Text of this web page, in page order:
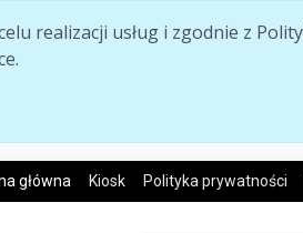
realizacji usług i zgodnie z
główna Kiosk Polityka prywatności